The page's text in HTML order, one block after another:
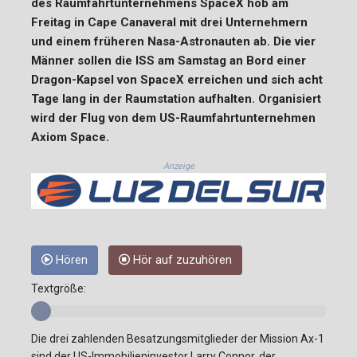
Freitag in Cape Canaveral mit drei Unternehmern
und einem früheren Nasa-Astronauten ab. Die vier
Männer sollen die ISS am Samstag an Bord einer
Dragon-Kapsel von SpaceX erreichen und sich acht
Tage lang in der Raumstation aufhalten. Organisiert
wird der Flug von dem US-Raumfahrtunternehmen
Axiom Space.
Anzeige
Hören Hör auf zuzuhören
Textgröße:
Die drei zahlenden Besatzungsmitglieder der Mission Ax-1